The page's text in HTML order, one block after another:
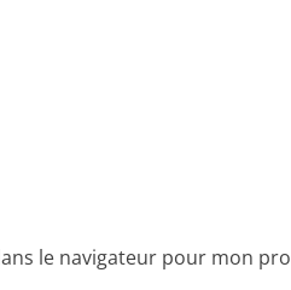
le navigateur pour mon